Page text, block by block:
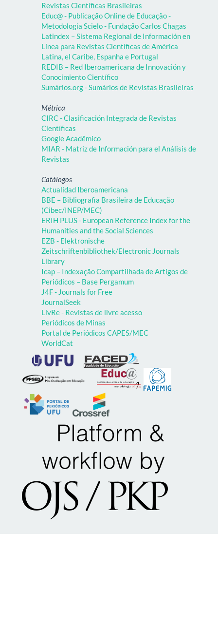
Revistas Científicas Brasileiras
Educ@ - Publicação Online de Educação -
Metodologia Scielo - Fundação Carlos Chagas
Latindex – Sistema Regional de Información en
Línea para Revistas Científicas de América
Latina, el Caribe, Espanha e Portugal
REDIB – Red Iberoamericana de Innovación y
Conocimiento Científico
Sumários.org - Sumários de Revistas Brasileiras
Métrica
CIRC - Clasificación Integrada de Revistas
Científicas
Google Acadêmico
MIAR - Matriz de Información para el Análisis de
Revistas
Catálogos
Actualidad Iberoamericana
BBE – Bibliografia Brasileira de Educação
(Cibec/INEP/MEC)
ERIH PLUS - European Reference Index for the
Humanities and the Social Sciences
EZB - Elektronische
Zeitschriftenbibliothek/Electronic Journals
Library
Icap – Indexação Compartilhada de Artigos de
Periódicos – Base Pergamum
J4F - Journals for Free
JournalSeek
LivRe - Revistas de livre acesso
Periódicos de Minas
Portal de Periódicos CAPES/MEC
WorldCat